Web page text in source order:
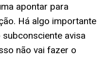
apontar para
Há algo importante
avisa
não vai fazer o